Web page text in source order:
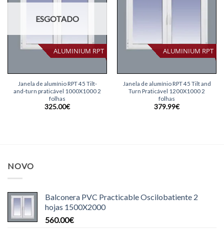
ALUMINIUM RPT
ESGOTADO
Janela de alumínio RPT 45 Tilt-
and-turn praticável 1000X1000 2
folhas
325.00€
ALUMINIUM RPT
Janela de alumínio RPT 45 Tilt and
Turn Praticável 1200X1000 2
folhas
379.99€
NOVO
Balconera PVC Practicable Oscilobatiente 2
hojas 1500X2000
560.00€